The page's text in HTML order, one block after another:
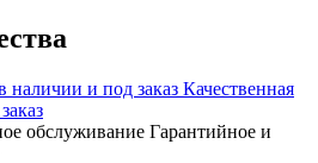
Качественная
Гарантийное и